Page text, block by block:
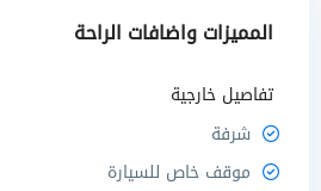
المميزات واضافات الراحة
تفاصيل خارجية
شرفة
موقف خاص للسيارة